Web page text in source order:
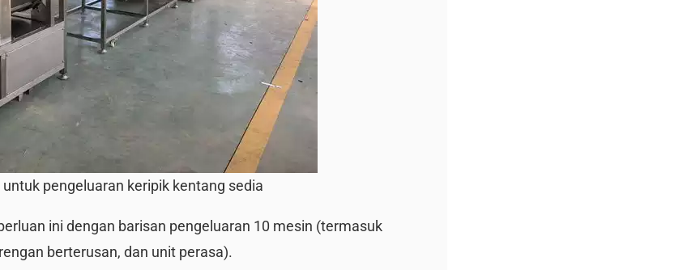
pengeluaran keripik kentang sedia
ini dengan barisan pengeluaran 10 mesin (termasuk
berterusan, dan unit perasa).